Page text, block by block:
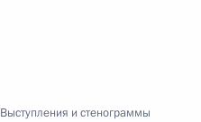
Выступления и стенограммы